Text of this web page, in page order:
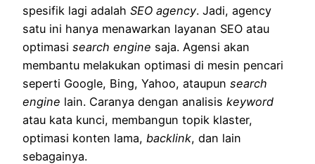
spesifik lagi adalah SEO agency. Jadi, agency
satu ini hanya menawarkan layanan SEO atau
optimasi search engine saja. Agensi akan
membantu melakukan optimasi di mesin pencari
seperti Google, Bing, Yahoo, ataupun search
engine lain. Caranya dengan analisis keyword
atau kata kunci, membangun topik klaster,
optimasi konten lama, backlink, dan lain
sebagainya.